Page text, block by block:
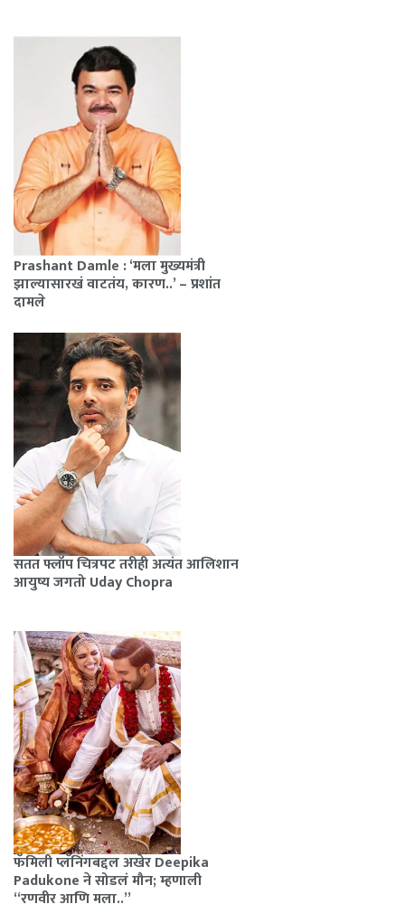
Prashant Damle : ‘मला मुख्यमंत्री
झाल्यासारखं वाटतंय, कारण..’ – प्रशांत
दामले
सतत फ्लॉप चित्रपट तरीही अत्यंत आलिशान
आयुष्य जगतो Uday Chopra
फॅमिली प्लॅनिंगबद्दल अखेर Deepika
Padukone ने सोडलं मौन; म्हणाली
“रणवीर आणि मला..”